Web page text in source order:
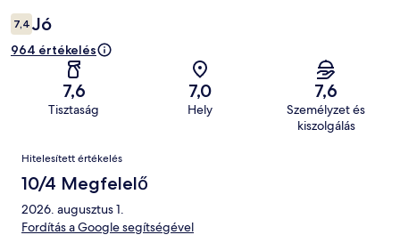
7,4 Jó
964 értékelés
7,6
Tisztaság
7,0
Hely
7,6
Személyzet és
kiszolgálás
Értékelések
Hitelesített értékelés
10/4 Megfelelő
2026. augusztus 1.
Fordítás a Google segítségével